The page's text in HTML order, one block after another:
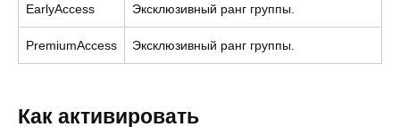
EarlyAccess Эксклюзивный ранг группы.
PremiumAccess Эксклюзивный ранг группы.
Как активировать